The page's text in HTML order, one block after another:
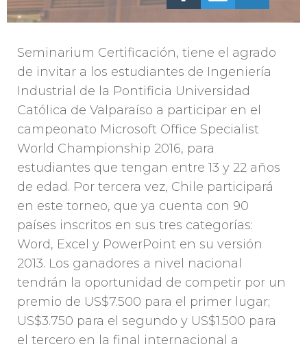
Seminarium Certificación, tiene el agrado
de invitar a los estudiantes de Ingeniería
Industrial de la Pontificia Universidad
Católica de Valparaíso a participar en el
campeonato Microsoft Office Specialist
World Championship 2016, para
estudiantes que tengan entre 13 y 22 años
de edad. Por tercera vez, Chile participará
en este torneo, que ya cuenta con 90
países inscritos en sus tres categorías:
Word, Excel y PowerPoint en su versión
2013. Los ganadores a nivel nacional
tendrán la oportunidad de competir por un
premio de US$7.500 para el primer lugar;
US$3.750 para el segundo y US$1.500 para
el tercero en la final internacional a